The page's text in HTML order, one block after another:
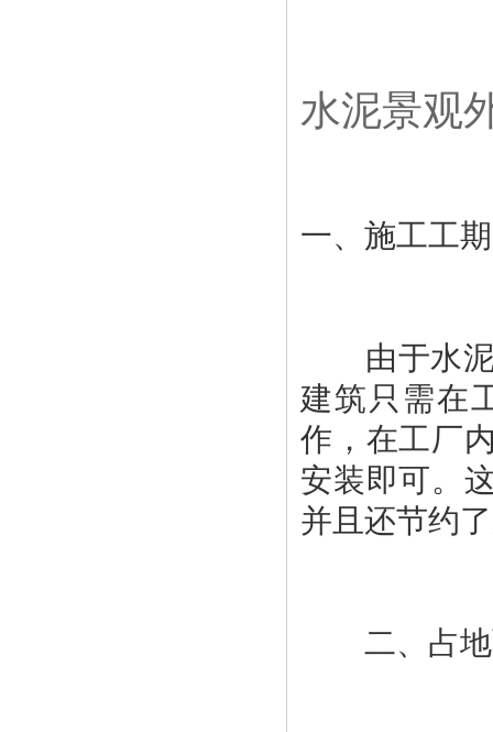
水泥景观
由于水泥
建筑只需在
作，在工厂
安装即可。